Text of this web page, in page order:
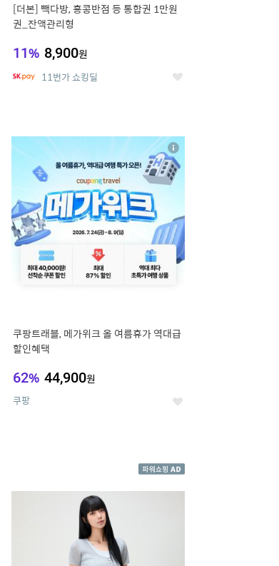
[더본] 빽다방, 홍콩반점 등 통합권 1만원
권_잔액관리형
11% 8,900원
11번가 쇼킹딜 좋
8
쿠팡트래블, 메가위크 올 여름휴가 역대급
할인혜택
62% 44,900원
쿠팡 좋
상
세